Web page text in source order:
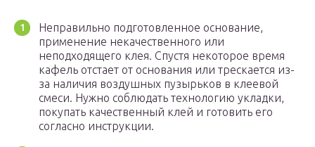
Неправильно подготовленное основание,
применение некачественного или
неподходящего клея. Спустя некоторое время
кафель отстает от основания или трескается из-
за наличия воздушных пузырьков в клеевой
смеси. Нужно соблюдать технологию укладки,
покупать качественный клей и готовить его
согласно инструкции.